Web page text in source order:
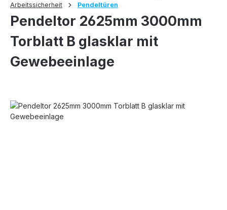
Arbeitssicherheit
Pendeltüren
Pendeltor 2625mm 3000mm
Torblatt B glasklar mit
Gewebeeinlage
Bildergalerie überspringen